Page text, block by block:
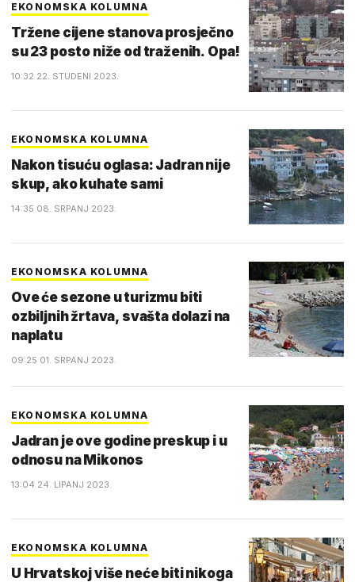
EKONOMSKA KOLUMNA
Tržene cijene stanova prosječno
su 23 posto niže od traženih. Opa!
10:32 22. STUDENI 2023.
EKONOMSKA KOLUMNA
Nakon tisuću oglasa: Jadran nije
skup, ako kuhate sami
14:35 08. SRPANJ 2023.
EKONOMSKA KOLUMNA
Ove će sezone u turizmu biti
ozbiljnih žrtava, svašta dolazi na
naplatu
09:25 01. SRPANJ 2023.
EKONOMSKA KOLUMNA
Jadran je ove godine preskup i u
odnosu na Mikonos
13:04 24. LIPANJ 2023.
EKONOMSKA KOLUMNA
U Hrvatskoj više neće biti nikoga